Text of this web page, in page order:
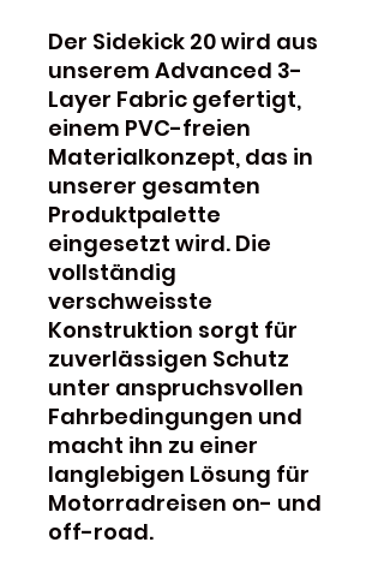
Der Sidekick 20 wird aus
unserem Advanced 3-
Layer Fabric gefertigt,
einem PVC-freien
Materialkonzept, das in
unserer gesamten
Produktpalette
eingesetzt wird. Die
vollständig
verschweisste
Konstruktion sorgt für
zuverlässigen Schutz
unter anspruchsvollen
Fahrbedingungen und
macht ihn zu einer
langlebigen Lösung für
Motorradreisen on- und
off-road.